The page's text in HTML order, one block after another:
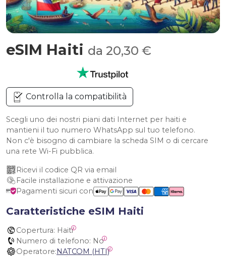
eSIM Haiti da 20,30 €
Controlla la compatibilità
Scegli uno dei nostri piani dati Internet per haiti e
mantieni il tuo numero WhatsApp sul tuo telefono.
Non c'è bisogno di cambiare la scheda SIM o di cercare
una rete Wi-Fi pubblica.
Ricevi il codice QR via email
Facile installazione e attivazione
Pagamenti sicuri con
Caratteristiche eSIM Haiti
Copertura: Haiti
Numero di telefono: No
Operatore:NATCOM (HTI)